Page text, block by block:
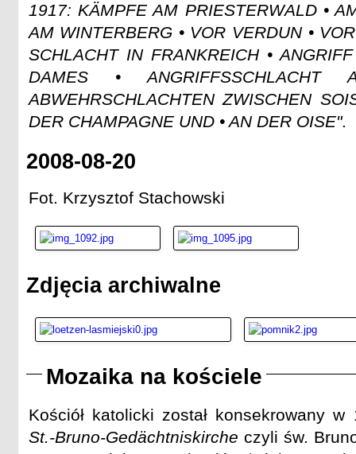
1917: KÄMPFE AM PRIESTERWALD •
AM WINTERBERG • VOR VERDUN •
SCHLACHT IN FRANKREICH •
DAMES •
ABWEHRSCHLACHTEN ZWISCHEN
DER CHAMPAGNE UND • AN DER OISE".
2008-08-20
Fot. Krzysztof Stachowski
Zdjęcia archiwalne
Mozaika na kościele
Kościół katolicki został konsekrowany
St.-Bruno-Gedächtniskirche czyli św.